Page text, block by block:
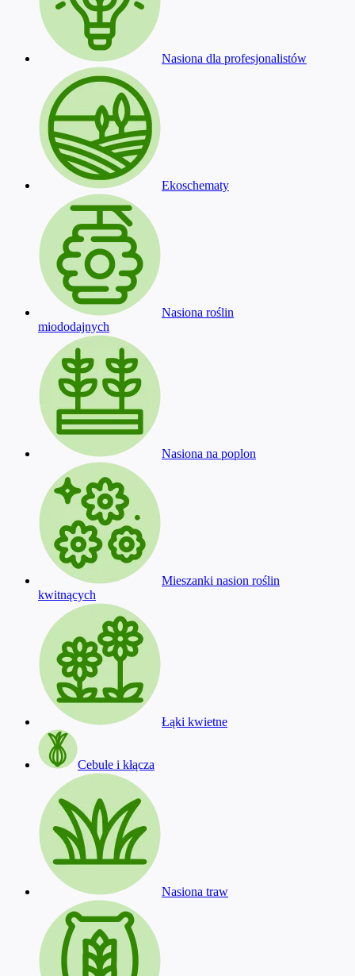
Nasiona dla profesjonalistów
Ekoschematy
Nasiona roślin
miododajnych
Nasiona na poplon
Mieszanki nasion roślin
kwitnących
Łąki kwietne
Cebule i kłącza
Nasiona traw